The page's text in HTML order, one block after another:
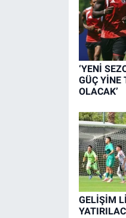
‘YENİ
GÜÇ YİNE
OLACAK’
GELİŞİM